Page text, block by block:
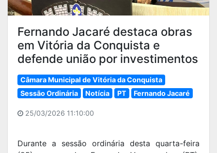
Fernando Jacaré destaca obras
em Vitória da Conquista e
defende união por investimentos
Câmara Municipal de Vitória da Conquista
Sessão Ordinária
Notícia PT Fernando Jacaré
25/03/2026 11:10:00
Durante a sessão ordinária desta quarta-feira